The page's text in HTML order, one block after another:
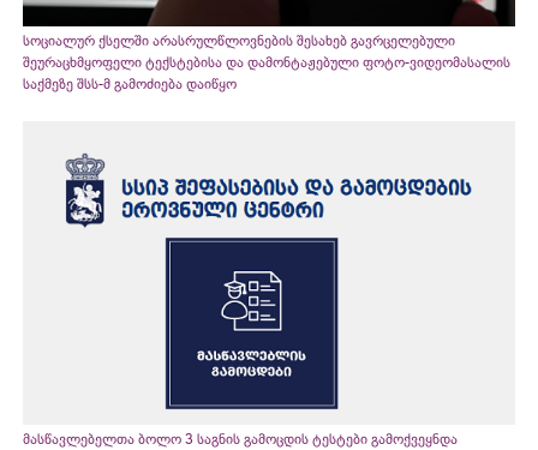
სოციალურ ქსელში არასრულწლოვნების შესახებ გავრცელებული
შეურაცხმყოფელი ტექსტებისა და დამონტაჟებული ფოტო-ვიდეომასალის
საქმეზე შსს-მ გამოძიება დაიწყო
მასწავლებელთა ბოლო 3 საგნის გამოცდის ტესტები გამოქვეყნდა